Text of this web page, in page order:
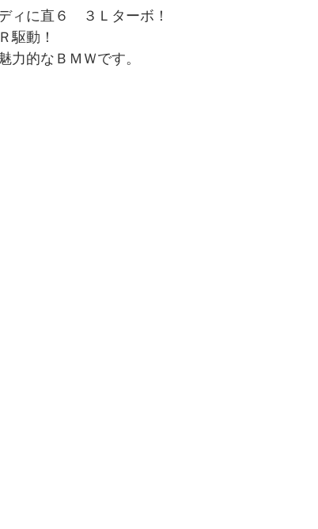
ィに直６　３Ｌターボ！
駆動！
力的なＢＭＷです。